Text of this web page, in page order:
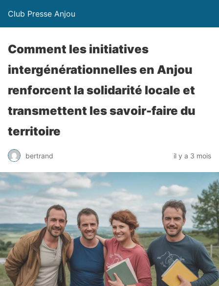
Club Presse Anjou
Comment les initiatives
intergénérationnelles en Anjou
renforcent la solidarité locale et
transmettent les savoir-faire du
territoire
bertrand il y a 3 mois